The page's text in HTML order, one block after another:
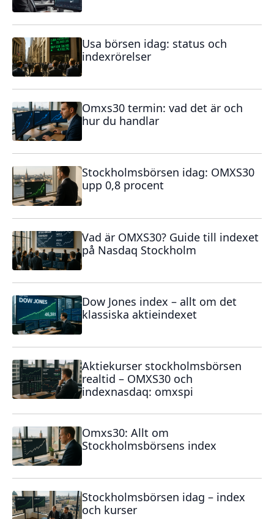
Usa börsen idag: status och
indexrörelser
Omxs30 termin: vad det är och
hur du handlar
Stockholmsbörsen idag: OMXS30
upp 0,8 procent
Vad är OMXS30? Guide till indexet
på Nasdaq Stockholm
Dow Jones index – allt om det
klassiska aktieindexet
Aktiekurser stockholmsbörsen
realtid – OMXS30 och
indexnasdaq: omxspi
Omxs30: Allt om
Stockholmsbörsens index
Stockholmsbörsen idag – index
och kurser